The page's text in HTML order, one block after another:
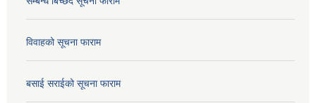
विवाहको सूचना फाराम
बसाई सराईको सूचना फाराम